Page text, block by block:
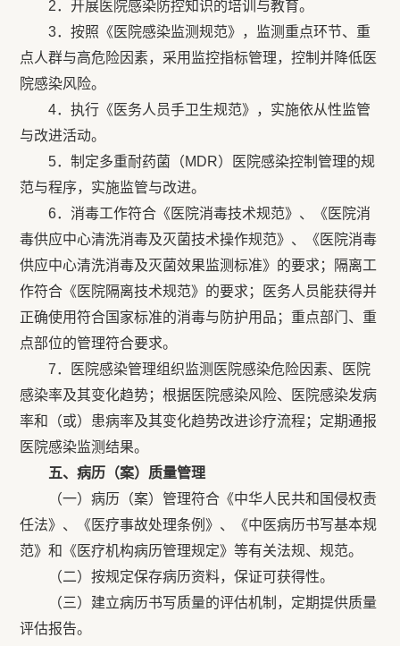
2．开展医院感染防控知识的培训与教育。
3．按照《医院感染监测规范》，监测重点环节、重
点人群与高危险因素，采用监控指标管理，控制并降低医
院感染风险。
4．执行《医务人员手卫生规范》，实施依从性监管
与改进活动。
5．制定多重耐药菌（MDR）医院感染控制管理的规
范与程序，实施监管与改进。
6．消毒工作符合《医院消毒技术规范》、《医院消
毒供应中心清洗消毒及灭菌技术操作规范》、《医院消毒
供应中心清洗消毒及灭菌效果监测标准》的要求；隔离工
作符合《医院隔离技术规范》的要求；医务人员能获得并
正确使用符合国家标准的消毒与防护用品；重点部门、重
点部位的管理符合要求。
7．医院感染管理组织监测医院感染危险因素、医院
感染率及其变化趋势；根据医院感染风险、医院感染发病
率和（或）患病率及其变化趋势改进诊疗流程；定期通报
医院感染监测结果。
五、病历（案）质量管理
（一）病历（案）管理符合《中华人民共和国侵权责
任法》、《医疗事故处理条例》、《中医病历书写基本规
范》和《医疗机构病历管理规定》等有关法规、规范。
（二）按规定保存病历资料，保证可获得性。
（三）建立病历书写质量的评估机制，定期提供质量
评估报告。